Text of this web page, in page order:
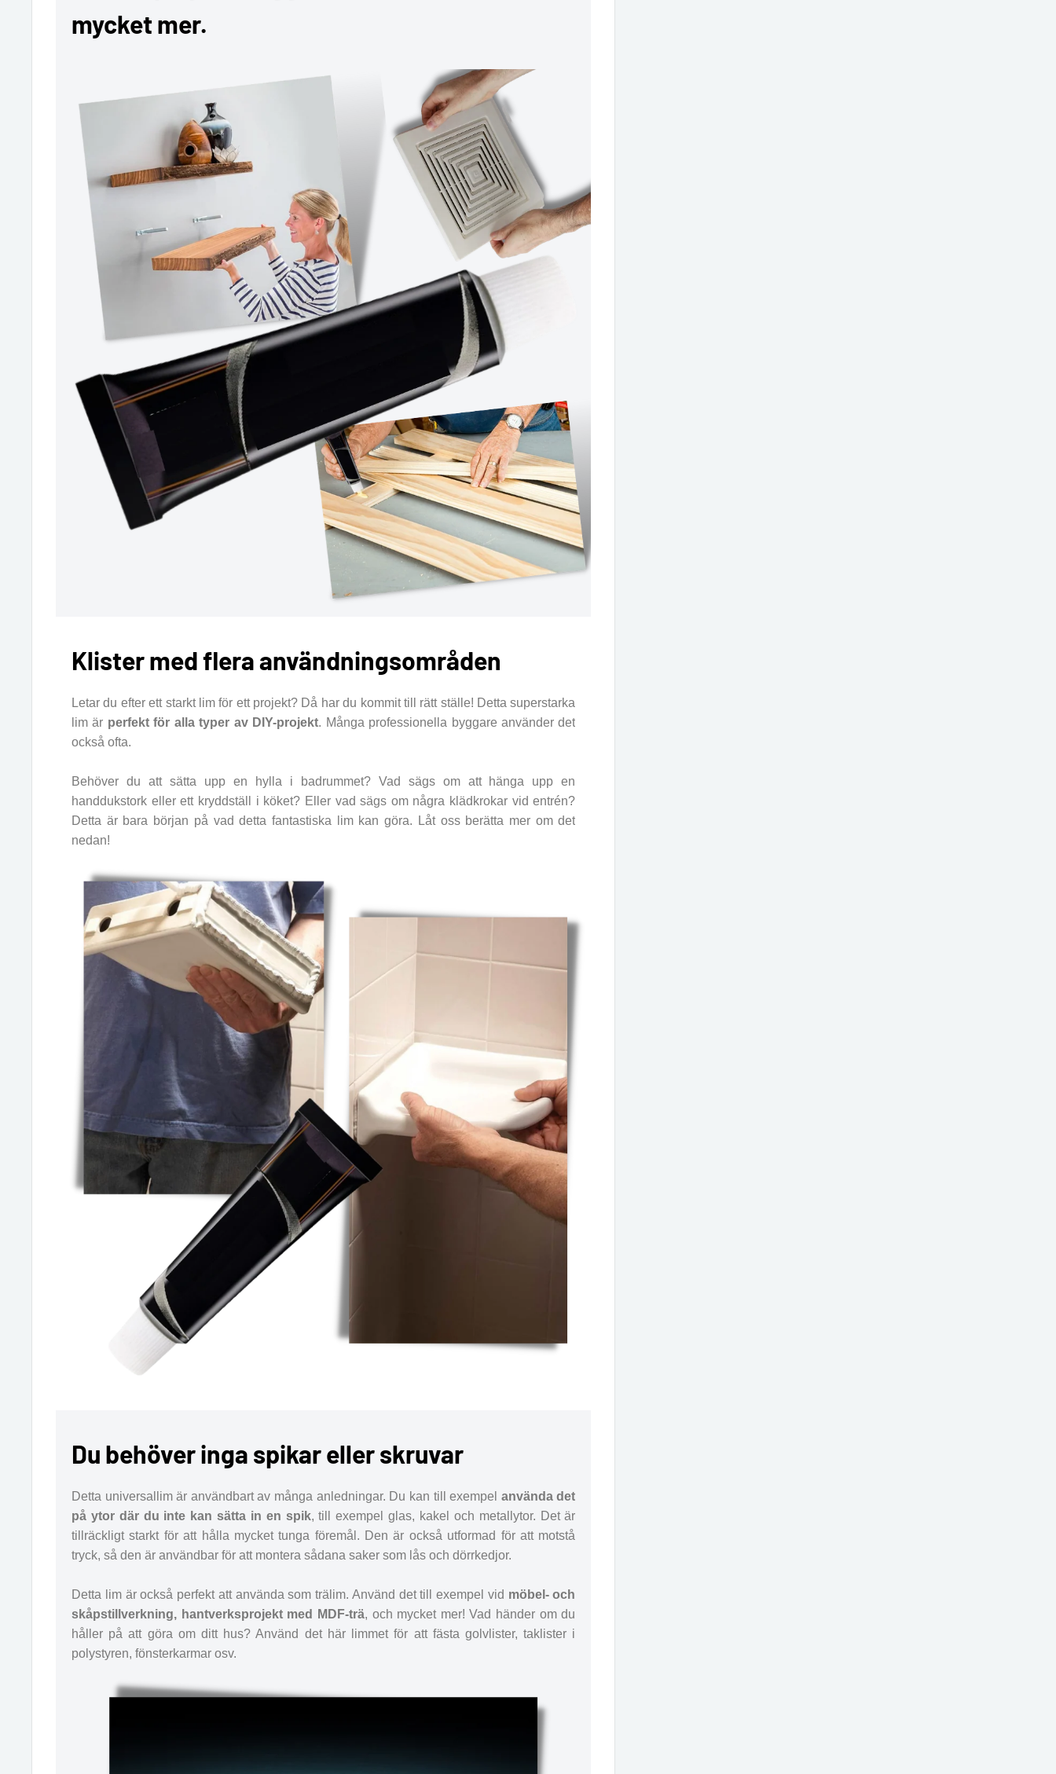
mycket mer.
Klister med flera användningsområden
Letar du efter ett starkt lim för ett projekt? Då har du kommit till rätt ställe! Detta superstarka
lim är perfekt för alla typer av DIY-projekt. Många professionella byggare använder det
också ofta.
Behöver du att sätta upp en hylla i badrummet? Vad sägs om att hänga upp en
handdukstork eller ett kryddställ i köket? Eller vad sägs om några klädkrokar vid entrén?
Detta är bara början på vad detta fantastiska lim kan göra. Låt oss berätta mer om det
nedan!
Du behöver inga spikar eller skruvar
Detta universallim är användbart av många anledningar. Du kan till exempel använda det
på ytor där du inte kan sätta in en spik, till exempel glas, kakel och metallytor. Det är
tillräckligt starkt för att hålla mycket tunga föremål. Den är också utformad för att motstå
tryck, så den är användbar för att montera sådana saker som lås och dörrkedjor.
Detta lim är också perfekt att använda som trälim. Använd det till exempel vid möbel- och
skåpstillverkning, hantverksprojekt med MDF-trä, och mycket mer! Vad händer om du
håller på att göra om ditt hus? Använd det här limmet för att fästa golvlister, taklister i
polystyren, fönsterkarmar osv.